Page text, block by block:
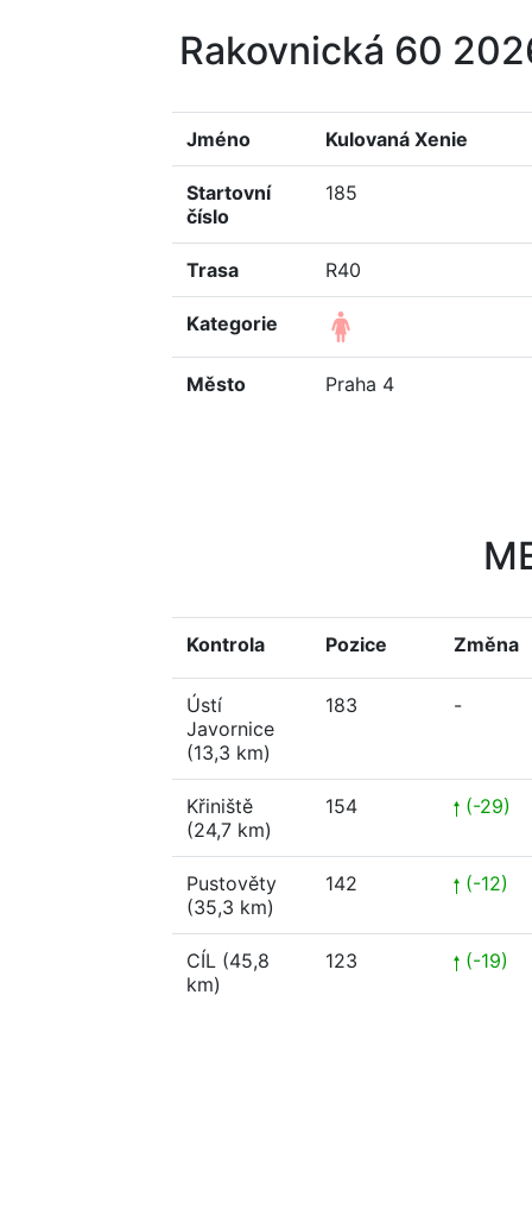
Rakovnická 60
Jméno Kulovaná Xenie
Startovní
číslo
185
Trasa R40
Kategorie
Město Praha 4
Kontrola Pozice Změna
Ústí
Javornice
(13,3 km)
183 -
Křiniště
(24,7 km)
154 (-29)
Pustověty
(35,3 km)
142 (-12)
CÍL (45,8
km)
123 (-19)